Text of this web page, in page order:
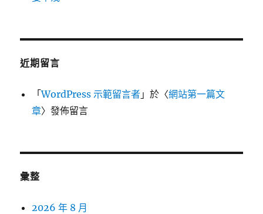
近期留言
「WordPress 示範留言者 」於〈網站第一篇文
章〉發佈留言
彙整
2026 年 8 月